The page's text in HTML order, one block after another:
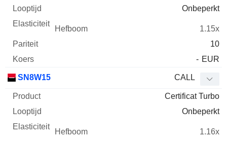
Onbeperkt
1.15x
10
- EUR
SN8W15 CALL
Certificat Turbo
Onbeperkt
1.16x